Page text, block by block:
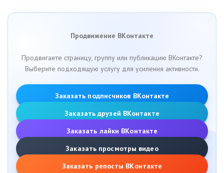
Продвижение ВКонтакте
Продвигаете страницу, группу или публикацию ВКонтакте?
Выберите подходящую услугу для усиления активности.
Заказать подписчиков ВКонтакте
Заказать друзей ВКонтакте
Заказать лайки ВКонтакте
Заказать просмотры видео
Заказать репосты ВКонтакте